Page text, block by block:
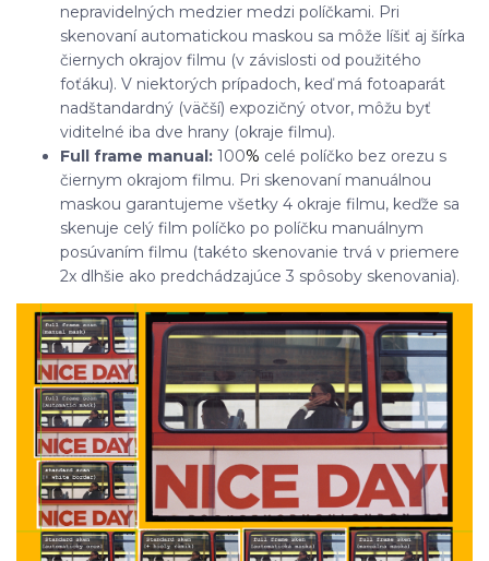
nepravidelných medzier medzi políčkami. Pri
skenovaní automatickou maskou sa môže líšiť aj šírka
čiernych okrajov filmu (v závislosti od použitého
foťáku). V niektorých prípadoch, keď má fotoaparát
nadštandardný (väčší) expozičný otvor, môžu byť
viditelné iba dve hrany (okraje filmu).
Full frame manual: 100% celé políčko bez orezu s
čiernym okrajom filmu. Pri skenovaní manuálnou
maskou garantujeme všetky 4 okraje filmu, keďže sa
skenuje celý film políčko po políčku manuálnym
posúvaním filmu (takéto skenovanie trvá v priemere
2x dlhšie ako predchádzajúce 3 spôsoby skenovania).